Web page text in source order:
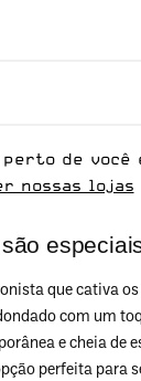
que cativa os
com um
e cheia de
perfeita para
para o
de você
nossas lojas